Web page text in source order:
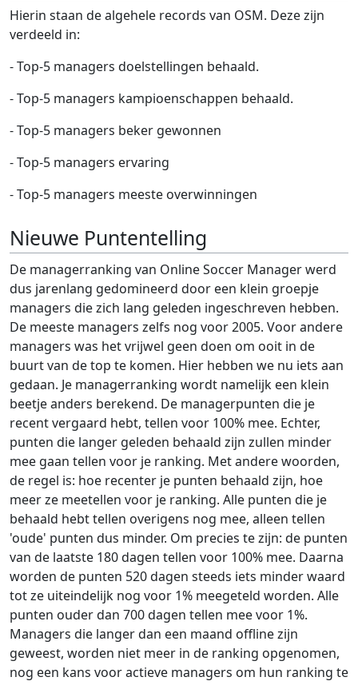
Hierin staan de algehele records van OSM. Deze zijn
verdeeld in:
- Top-5 managers doelstellingen behaald.
- Top-5 managers kampioenschappen behaald.
- Top-5 managers beker gewonnen
- Top-5 managers ervaring
- Top-5 managers meeste overwinningen
Nieuwe Puntentelling
De managerranking van Online Soccer Manager werd
dus jarenlang gedomineerd door een klein groepje
managers die zich lang geleden ingeschreven hebben.
De meeste managers zelfs nog voor 2005. Voor andere
managers was het vrijwel geen doen om ooit in de
buurt van de top te komen. Hier hebben we nu iets aan
gedaan. Je managerranking wordt namelijk een klein
beetje anders berekend. De managerpunten die je
recent vergaard hebt, tellen voor 100% mee. Echter,
punten die langer geleden behaald zijn zullen minder
mee gaan tellen voor je ranking. Met andere woorden,
de regel is: hoe recenter je punten behaald zijn, hoe
meer ze meetellen voor je ranking. Alle punten die je
behaald hebt tellen overigens nog mee, alleen tellen
'oude' punten dus minder. Om precies te zijn: de punten
van de laatste 180 dagen tellen voor 100% mee. Daarna
worden de punten 520 dagen steeds iets minder waard
tot ze uiteindelijk nog voor 1% meegeteld worden. Alle
punten ouder dan 700 dagen tellen mee voor 1%.
Managers die langer dan een maand offline zijn
geweest, worden niet meer in de ranking opgenomen,
nog een kans voor actieve managers om hun ranking te